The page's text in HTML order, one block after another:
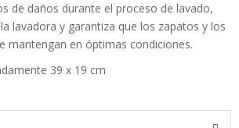
de daños durante el proceso de lavado,
lavadora y garantiza que los zapatos y los
mantengan en óptimas condiciones.
39 x 19 cm